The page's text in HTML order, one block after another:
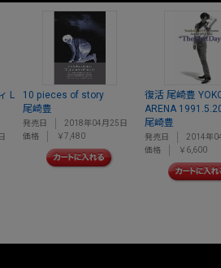
L
10 pieces of story
尾崎豊
発売日
2018年04月25日
価格
￥7,480
復活 尾崎豊
ARENA
尾崎豊
発売日
2014年
価格
￥6,600